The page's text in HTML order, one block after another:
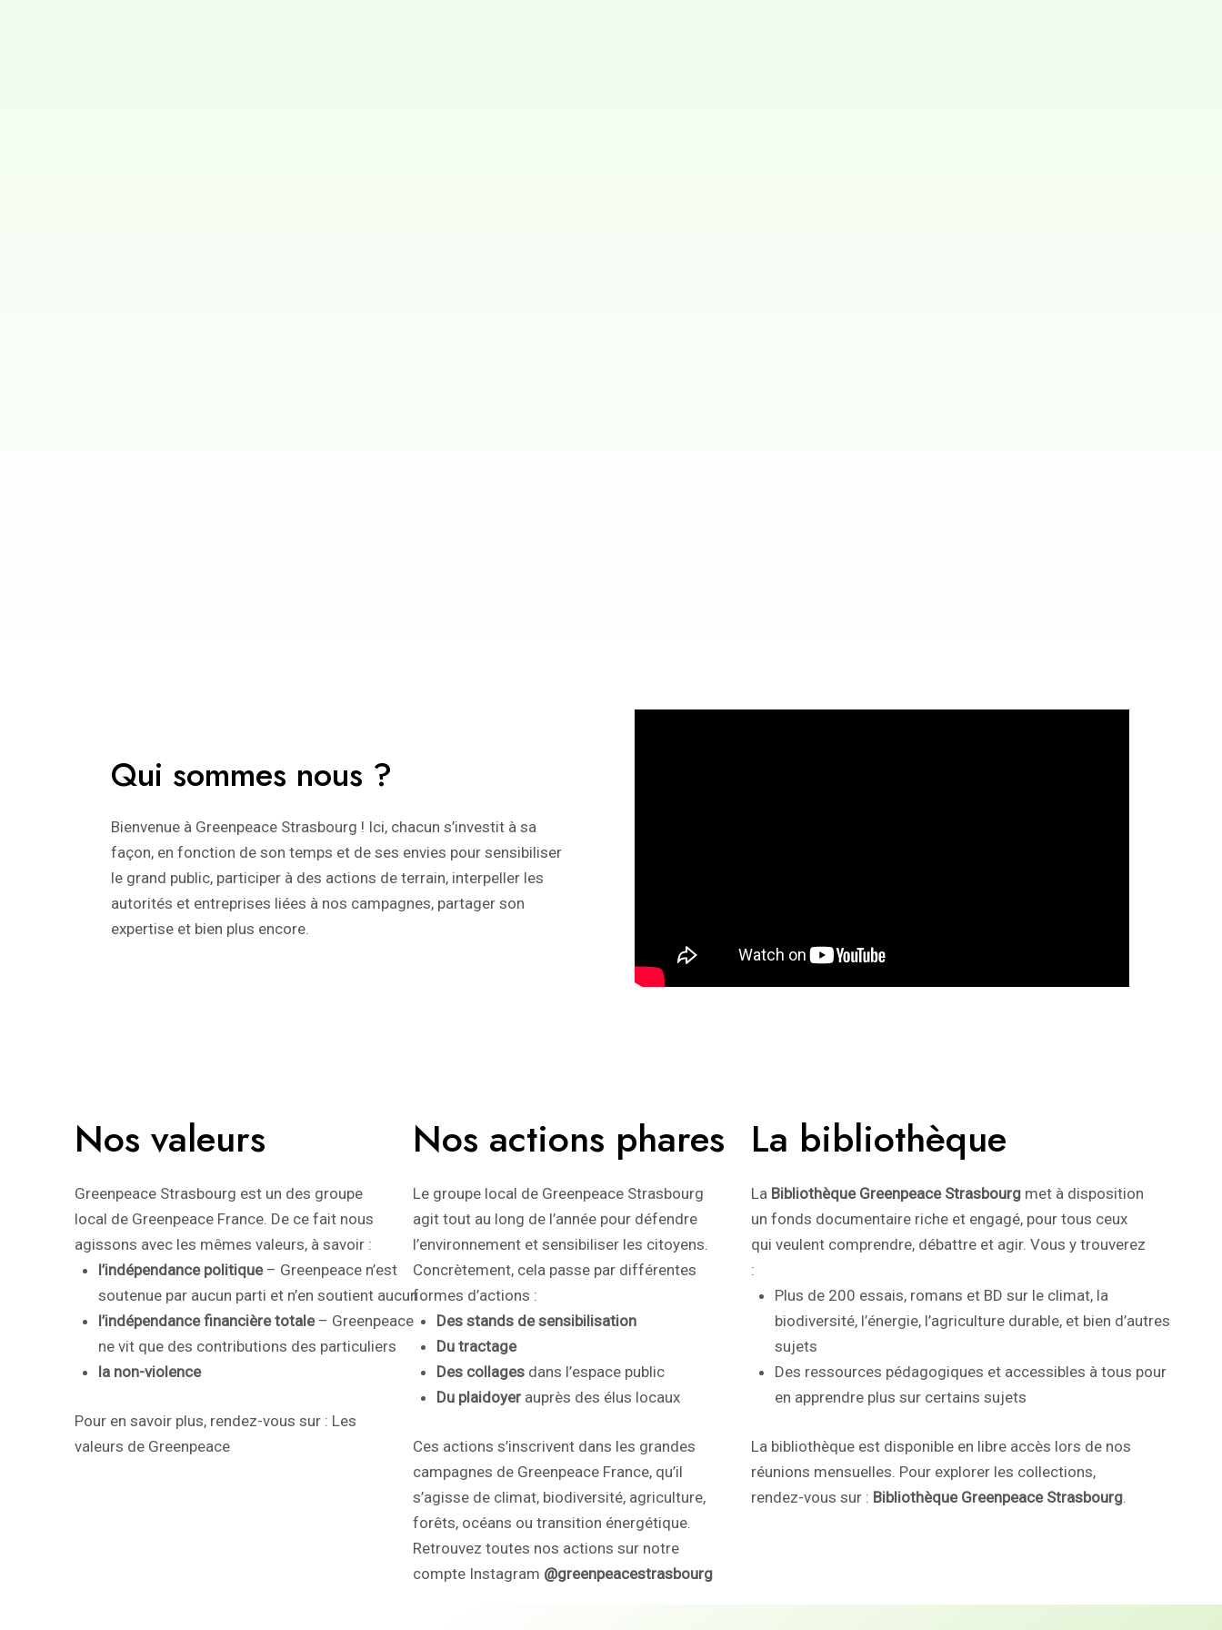
Qui sommes nous ?
Bienvenue à Greenpeace Strasbourg ! Ici, chacun s’investit à sa
façon, en fonction de son temps et de ses envies pour sensibiliser
le grand public, participer à des actions de terrain, interpeller les
autorités et entreprises liées à nos campagnes, partager son
expertise et bien plus encore.
Nos valeurs
Greenpeace Strasbourg est un des groupe
local de Greenpeace France. De ce fait nous
agissons avec les mêmes valeurs, à savoir :
l’indépendance politique– Greenpeace n’est
soutenue par aucun parti et n’en soutient aucun
l’indépendance financière totale– Greenpeace
ne vit que des contributions des particuliers
la non-violence
Pour en savoir plus, rendez-vous sur : Les
valeurs de Greenpeace
Nos actions phares
Le groupe local de Greenpeace Strasbourg
agit tout au long de l’année pour défendre
l’environnement et sensibiliser les citoyens.
Concrètement, cela passe par différentes
formes d’actions :
Des stands de sensibilisation
Du tractage
Des collagesdans l’espace public
Du plaidoyerauprès des élus locaux
Ces actions s’inscrivent dans les grandes
campagnes de Greenpeace France, qu’il
s’agisse de climat, biodiversité, agriculture,
forêts, océans ou transition énergétique.
Retrouvez toutes nos actions sur notre
compte Instagram @greenpeacestrasbourg
La bibliothèque
La Bibliothèque Greenpeace Strasbourg met à disposition
un fonds documentaire riche et engagé, pour tous ceux
qui veulent comprendre, débattre et agir. Vous y trouverez
:
Plus de 200 essais, romans et BD sur le climat, la
biodiversité, l’énergie, l’agriculture durable, et bien d’autres
sujets
Des ressources pédagogiques et accessibles à tous pour
en apprendre plus sur certains sujets
La bibliothèque est disponible en libre accès lors de nos
réunions mensuelles. Pour explorer les collections,
rendez-vous sur : Bibliothèque Greenpeace Strasbourg